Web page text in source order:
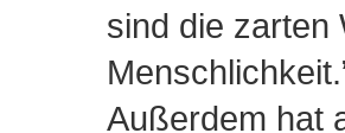
sind die zarten
Außerdem hat